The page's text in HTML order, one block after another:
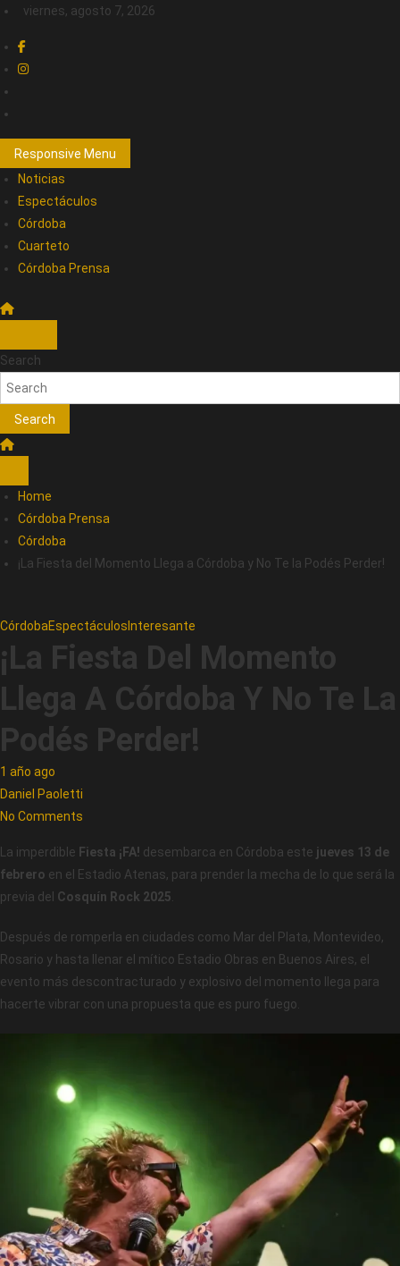
viernes, agosto 7, 2026
Responsive Menu
Noticias
Espectáculos
Córdoba
Cuarteto
Córdoba Prensa
Search
Search
Home
Córdoba Prensa
Córdoba
¡La Fiesta del Momento Llega a Córdoba y No Te la Podés Perder!
CórdobaEspectáculos Interesante
¡La Fiesta Del Momento
Llega A Córdoba Y No Te La
Podés Perder!
1 año ago
Daniel Paoletti
No Comments
La imperdible Fiesta ¡FA! desembarca en Córdoba este jueves 13 de
febrero en el Estadio Atenas, para prender la mecha de lo que será la
previa del Cosquín Rock 2025
Después de romperla en ciudades como Mar del Plata, Montevideo,
Rosario y hasta llenar el mítico Estadio Obras en Buenos Aires, el
evento más descontracturado y explosivo del momento llega para
hacerte vibrar con una propuesta que es puro fuego.